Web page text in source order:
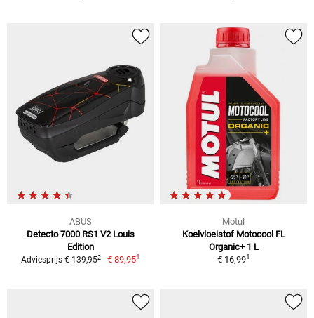
ABUS
Detecto 7000 RS1 V2 Louis
Edition
Adviesprijs € 139,952 € 89,951
Motul
Koelvloeistof Motocool FL
Organic+ 1 L
€ 16,991